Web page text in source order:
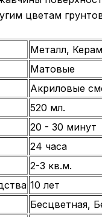
цветам
Металл,
Матовые
Акриловые
520 мл.
20 - 30 минут
24 часа
2-3 кв.м.
10 лет
Бесцветная,